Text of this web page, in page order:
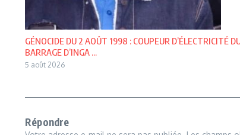
GÉNOCIDE DU 2 AOÛT 1998 : COUPEUR D’ÉLECTRICITÉ
BARRAGE D’INGA ...
5 août 2026
Répondre